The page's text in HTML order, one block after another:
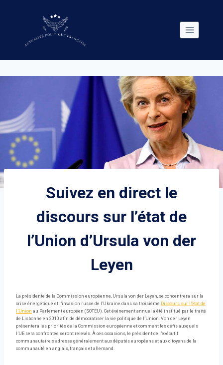
Suivez en direct le
discours sur l’état de
l’Union d’Ursula von der
Leyen
La présidente de la Commission européenne, Ursula von der Leyen, se concentrera sur la
crise énergétique et l’invasion russe de l’Ukraine dans sa troisième Discours sur l’état de
l’Union au Parlement européen (SOTEU). Cet événement annuel a été institué par le traité
de Lisbonne en 2010 afin de démocratiser la vie politique de l’Union. Von der Leyen
présentera les priorités de la Commission européenne et comment les défis auxquels
l’UE sera confrontée seront relevés. À ces occasions, le président de l’exécutif
communautaire s’adresse généralement aux députés européens et aux citoyens de la
communauté en anglais, français et allemand.